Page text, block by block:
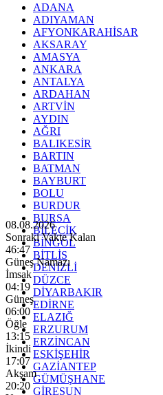
ADANA
ADIYAMAN
AFYONKARAHİSAR
AKSARAY
AMASYA
ANKARA
ANTALYA
ARDAHAN
ARTVİN
AYDIN
AĞRI
BALIKESİR
BARTIN
BATMAN
BAYBURT
BOLU
BURDUR
BURSA
BİLECİK
BİNGÖL
BİTLİS
DENİZLİ
DÜZCE
DİYARBAKIR
EDİRNE
ELAZIĞ
ERZURUM
ERZİNCAN
ESKİŞEHİR
GAZİANTEP
GÜMÜŞHANE
GİRESUN
08.08.2026
Sonraki Vakte Kalan
46:45
Güneş Namazı
İmsak
04:19
Güneş
06:00
Öğle
13:15
İkindi
17:07
Akşam
20:20